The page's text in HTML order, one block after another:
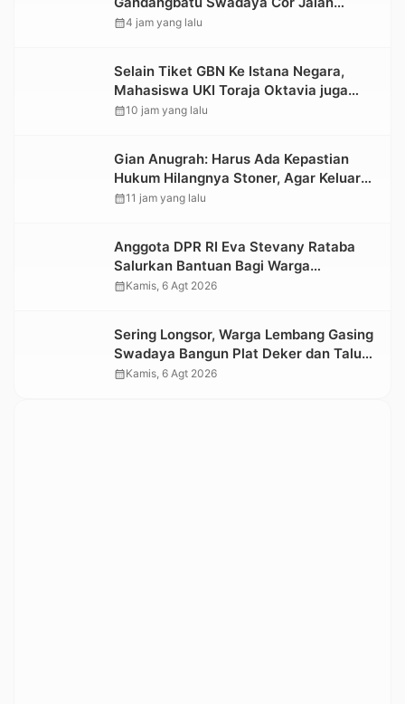
Kabupaten
calendar_month4 jam yang lalu
Selain Tiket GBN Ke Istana Negara,
Mahasiswa UKI Toraja Oktavia juga
Lolos ke Pekan Seni Mahasiswa
calendar_month10 jam yang lalu
Gian Anugrah: Harus Ada Kepastian
Hukum Hilangnya Stoner, Agar Keluarga
tidak Larut dalam Trauma dan
calendar_month11 jam yang lalu
Anggota DPR RI Eva Stevany Rataba
Salurkan Bantuan Bagi Warga
Terdampak Longsor di Buntu Pepasan
calendar_monthKamis, 6 Agt 2026
Sering Longsor, Warga Lembang Gasing
Swadaya Bangun Plat Deker dan Talut
Jalan Penghubung Antar Lembang
calendar_monthKamis, 6 Agt 2026